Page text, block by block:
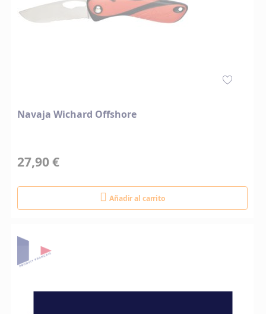
Navaja Wichard Offshore
27,90 €
Añadir al carrito